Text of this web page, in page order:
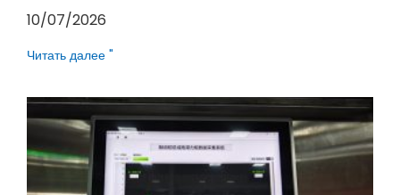
10/07/2026
Читать далее "